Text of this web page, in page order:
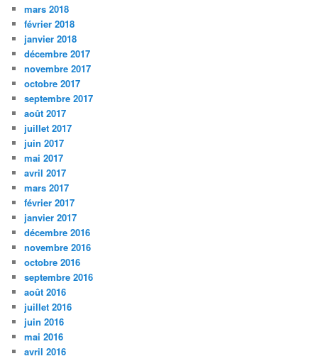
mars 2018
février 2018
janvier 2018
décembre 2017
novembre 2017
octobre 2017
septembre 2017
août 2017
juillet 2017
juin 2017
mai 2017
avril 2017
mars 2017
février 2017
janvier 2017
décembre 2016
novembre 2016
octobre 2016
septembre 2016
août 2016
juillet 2016
juin 2016
mai 2016
avril 2016